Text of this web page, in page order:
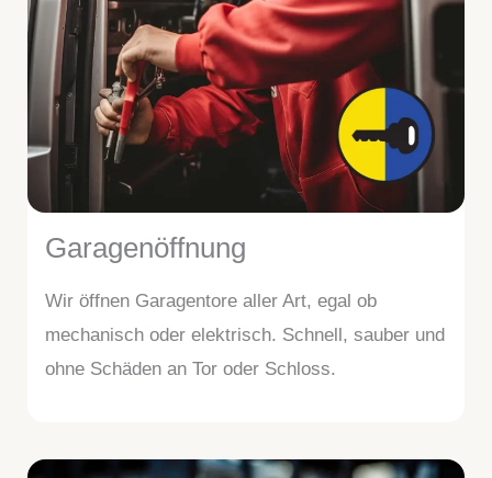
Garagenöffnung
Wir öffnen Garagentore aller Art, egal ob
mechanisch oder elektrisch. Schnell, sauber und
ohne Schäden an Tor oder Schloss.